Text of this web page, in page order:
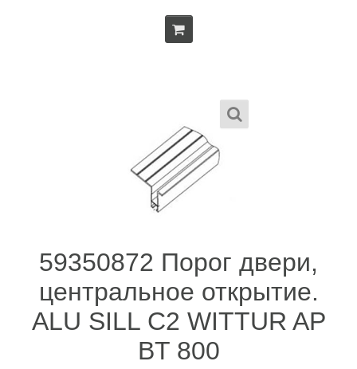
59350872 Порог двери,
центральное открытие.
ALU SILL C2 WITTUR AP
BT 800